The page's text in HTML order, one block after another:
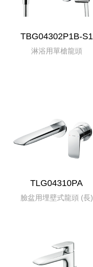
TBG04302P1B-S1
淋浴用單槍龍頭
TLG04310PA
臉盆用埋壁式龍頭 (長)